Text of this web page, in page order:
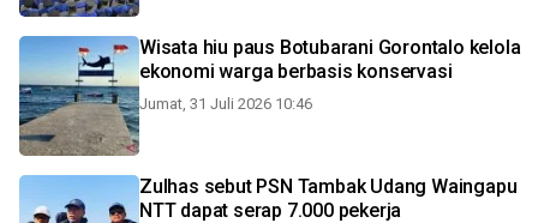
Wisata hiu paus Botubarani Gorontalo kelola
ekonomi warga berbasis konservasi
Jumat, 31 Juli 2026 10:46
Zulhas sebut PSN Tambak Udang Waingapu
NTT dapat serap 7.000 pekerja